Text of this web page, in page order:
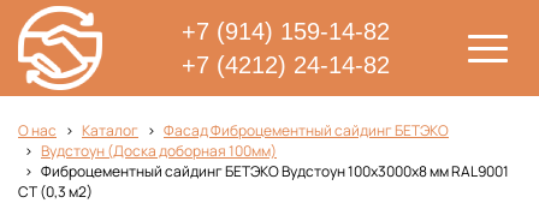
+7 (914) 159-14-82
+7 (4212) 24-14-82
О нас Каталог
Фасад Фиброцементный сайдинг БЕТЭКО
Вудстоун (Доска доборная 100мм)
Фиброцементный сайдинг БЕТЭКО Вудстоун 100х3000х8 мм RAL9001
СТ (0,3 м2)